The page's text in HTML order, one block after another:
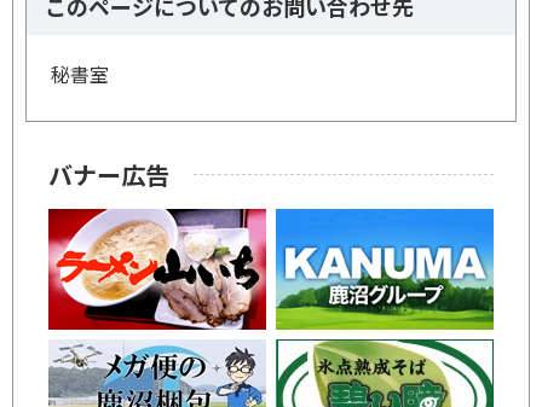
秘書室
バナー広告